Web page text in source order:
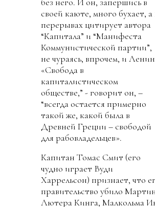
своей каюте, много бухает, а
перерывах цитирует автора
“Капитала” и “Манифеста
Коммунистической партии”,
не чураясь, впрочем, и
«Свобода в
капиталистическом
обществе,” - говорит он, –
“всегда остается примерно
такой же, какой была в
Древней Греции – свободой
для рабовладельцев».
Капитан Томас Смит (его
чудно играет Вуди
Харрельсон) признает, что
правительство убило
Лютера Кинга, Малкольма